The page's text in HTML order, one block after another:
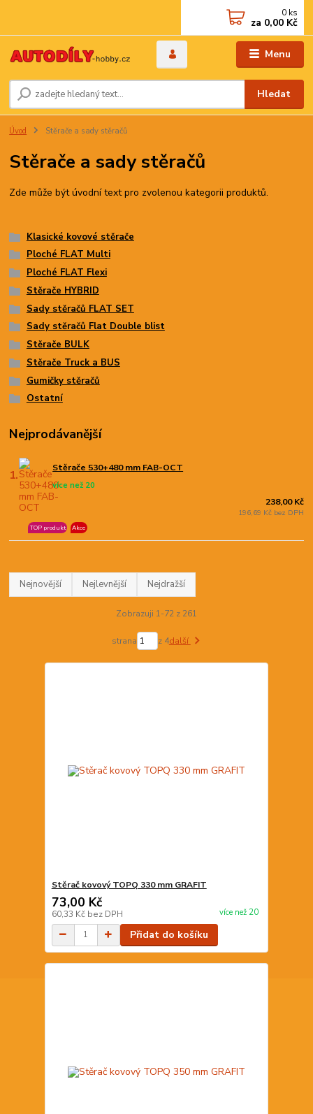
Menu
Hledat
0 ks
za 0,00 Kč
Úvod Stěrače a sady stěračů
Stěrače a sady stěračů
Zde může být úvodní text pro zvolenou kategorii produktů.
Klasické kovové stěrače
Ploché FLAT Multi
Ploché FLAT Flexi
Stěrače HYBRID
Sady stěračů FLAT SET
Sady stěračů Flat Double blist
Stěrače BULK
Stěrače Truck a BUS
Gumičky stěračů
Ostatní
Nejprodávanější
1. Stěrače 530+480 mm FAB-OCT
více než 20
TOP produkt Akce
238,00 Kč
196,69 Kč bez DPH
Nejnovější Nejlevnější Nejdražší
Zobrazuji 1-72 z 261
strana z 4další
Stěrač kovový TOPQ 330 mm GRAFIT
73,00 Kč
60,33 Kč bez DPH více než 20
Přidat do košíku